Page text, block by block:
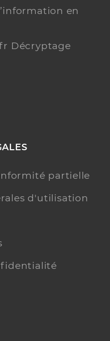
Levallois-Perret
santé
Levallois-Perret
en
Décryptage
partielle
d'utilisation